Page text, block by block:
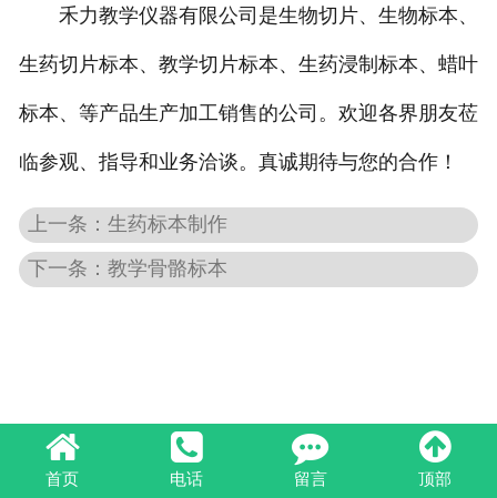
浸制标本
禾力教学仪器有限公司是生物切片、生物标本、
生药切片标本、教学切片标本、生药浸制标本、蜡叶
标本、等产品生产加工销售的公司。欢迎各界朋友莅
临参观、指导和业务洽谈。真诚期待与您的合作！
上一条：生药标本制作
下一条：教学骨骼标本
首页 电话 留言 顶部